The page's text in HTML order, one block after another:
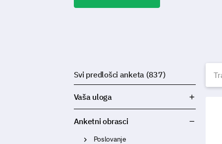
Svi predlošci anketa (837)
Vaša uloga
Anketni obrasci
Poslovanje